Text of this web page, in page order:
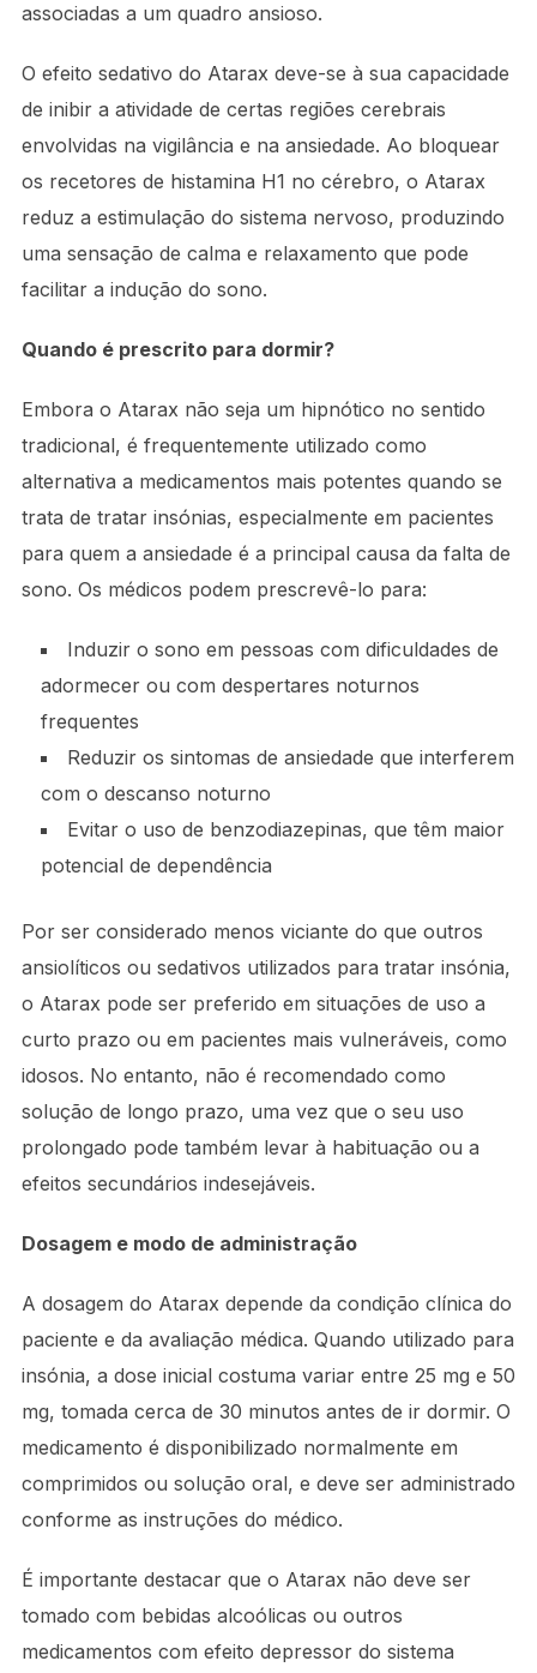
associadas a um quadro ansioso.
O efeito sedativo do Atarax deve-se à sua capacidade
de inibir a atividade de certas regiões cerebrais
envolvidas na vigilância e na ansiedade. Ao bloquear
os recetores de histamina H1 no cérebro, o Atarax
reduz a estimulação do sistema nervoso, produzindo
uma sensação de calma e relaxamento que pode
facilitar a indução do sono.
Quando é prescrito para dormir?
Embora o Atarax não seja um hipnótico no sentido
tradicional, é frequentemente utilizado como
alternativa a medicamentos mais potentes quando se
trata de tratar insónias, especialmente em pacientes
para quem a ansiedade é a principal causa da falta de
sono. Os médicos podem prescrevê-lo para:
Induzir o sono em pessoas com dificuldades de
adormecer ou com despertares noturnos
frequentes
Reduzir os sintomas de ansiedade que interferem
com o descanso noturno
Evitar o uso de benzodiazepinas, que têm maior
potencial de dependência
Por ser considerado menos viciante do que outros
ansiolíticos ou sedativos utilizados para tratar insónia,
o Atarax pode ser preferido em situações de uso a
curto prazo ou em pacientes mais vulneráveis, como
idosos. No entanto, não é recomendado como
solução de longo prazo, uma vez que o seu uso
prolongado pode também levar à habituação ou a
efeitos secundários indesejáveis.
Dosagem e modo de administração
A dosagem do Atarax depende da condição clínica do
paciente e da avaliação médica. Quando utilizado para
insónia, a dose inicial costuma variar entre 25 mg e 50
mg, tomada cerca de 30 minutos antes de ir dormir. O
medicamento é disponibilizado normalmente em
comprimidos ou solução oral, e deve ser administrado
conforme as instruções do médico.
É importante destacar que o Atarax não deve ser
tomado com bebidas alcoólicas ou outros
medicamentos com efeito depressor do sistema